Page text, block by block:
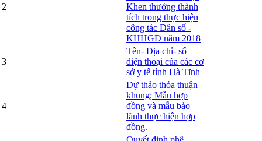
2
Khen thưởng thành
tích trong thực hiện
công tác Dân số -
KHHGĐ năm 2018
3
Tên- Địa chỉ- số
điện thoại của các cơ
sở y tế tỉnh Hà Tĩnh
4
Dự thảo thỏa thuận
khung; Mẫu hợp
đồng và mẫu bảo
lãnh thực hiện hợp
đồng.